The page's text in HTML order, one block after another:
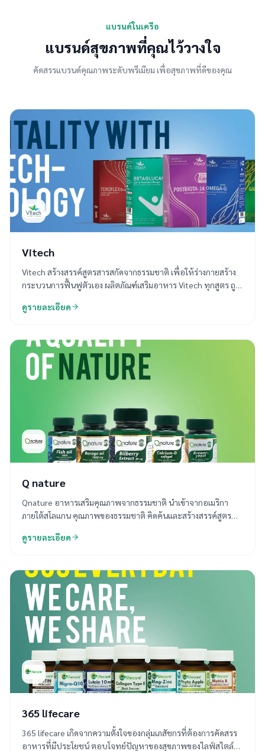
แบรนด์ในเครือ
แบรนด์สุขภาพที่คุณไว้วางใจ
คัดสรรแบรนด์คุณภาพระดับพรีเมียม เพื่อสุขภาพที่ดีของคุณ
Vitech
Vitech สร้างสรรค์สูตรสารสกัดจากธรรมชาติ เพื่อให้ร่างกายสร้าง
กระบวนการฟื้นฟูตัวเอง ผลิตภัณฑ์เสริมอาหาร Vitech ทุกสูตร ถูก
อาหารจากธรรมชาติ จนได้สูตรแห่งสุขภาพแบบองค์รวม วิเทค
ดูรายละเอียด
Q nature
Qnature อาหารเสริมคุณภาพจากธรรมชาติ นำเข้าจากอเมริกา
ภายใต้สโลแกน คุณภาพของธรรมชาติ คิดค้นและสร้างสรรค์สูตร
Qnature คัดสรรสารอาหารจากธรรมชาติ จนได้สูตรแห่งสุขภาพ
ดูรายละเอียด
365 lifecare
365 lifecare เกิดจากความตั้งใจของกลุ่มเภสัชกรที่ต้องการคัดสรร
อาหารที่มีประโยชน์ ตอบโจทย์ปัญหาของสุขภาพของไลฟ์สไตล์